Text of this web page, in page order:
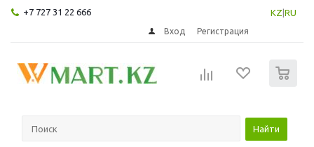
+7 727 31 22 666 KZ RU
Вход Регистрация
Найти